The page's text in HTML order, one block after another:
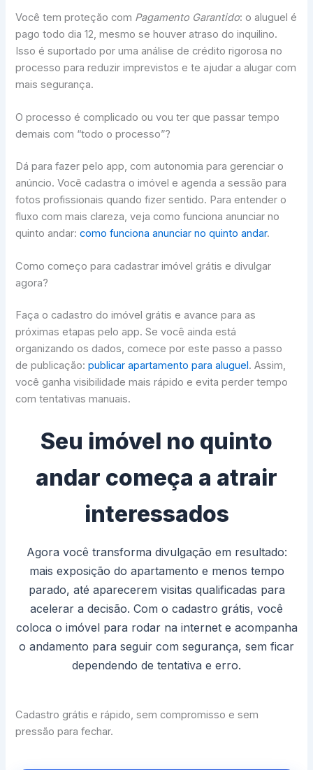
Você tem proteção com Pagamento Garantido: o aluguel é
pago todo dia 12, mesmo se houver atraso do inquilino.
Isso é suportado por uma análise de crédito rigorosa no
processo para reduzir imprevistos e te ajudar a alugar com
mais segurança.
O processo é complicado ou vou ter que passar tempo
demais com “todo o processo”?
Dá para fazer pelo app, com autonomia para gerenciar o
anúncio. Você cadastra o imóvel e agenda a sessão para
fotos profissionais quando fizer sentido. Para entender o
fluxo com mais clareza, veja como funciona anunciar no
quinto andar:como funciona anunciar no quinto andar.
Como começo para cadastrar imóvel grátis e divulgar
agora?
Faça o cadastro do imóvel grátis e avance para as
próximas etapas pelo app. Se você ainda está
organizando os dados, comece por este passo a passo
de publicação:publicar apartamento para aluguel. Assim,
você ganha visibilidade mais rápido e evita perder tempo
com tentativas manuais.
Seu imóvel no quinto
andar começa a atrair
interessados
Agora você transforma divulgação em resultado:
mais exposição do apartamento e menos tempo
parado, até aparecerem visitas qualificadas para
acelerar a decisão. Com o cadastro grátis, você
coloca o imóvel para rodar na internet e acompanha
o andamento para seguir com segurança, sem ficar
dependendo de tentativa e erro.
Cadastro grátis e rápido, sem compromisso e sem
pressão para fechar.